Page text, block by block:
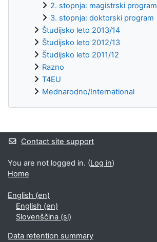
2. stopnja: magistrski program
3. stopnja: doktorski program
Študijsko leto 2013/14
Študijsko leto 2012/13
Študijsko leto 2011/12
Razno
T4EU
Mednarodno/International
Supplementary blocks
Contact site support
You are not logged in. (Log in)
Home
English ‎(en)‎
English ‎(en)‎
Slovenščina ‎(sl)‎
Data retention summary